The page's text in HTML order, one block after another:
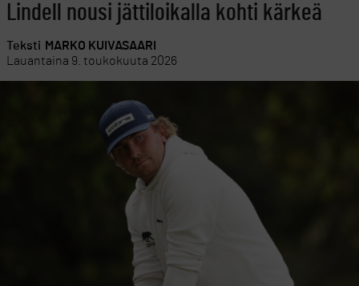
Lindell nousi jättiloikalla kohti kärkeä
Teksti MARKO KUIVASAARI
Lauantaina 9. toukokuuta 2026